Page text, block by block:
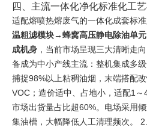
四、主流一体化净化标准化工
适配熔喷热熔废气的一体化成套标准
温粗滤模块→蜂窝高压静电除油单
成机身 ，当前市场呈现三大清晰走
备成为中小产线主流：整机集成多
捕捉98%以上粘稠油烟，末端搭配
VOC；造价适中、占地小，适配1～
市场出货量占比超60%。电场采用
集油槽，大幅降低人工清理频次。